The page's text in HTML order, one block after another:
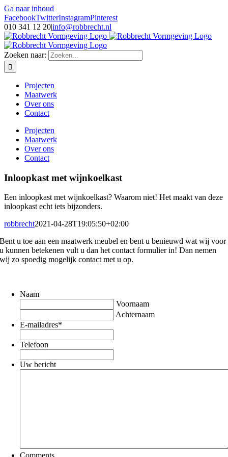
Ga naar inhoud
FacebookTwitterInstagramPinterest
010 341 12 20|info@robbrecht.nl
Zoeken naar:
Projecten
Maatwerk
Over ons
Contact
Projecten
Maatwerk
Over ons
Contact
Inloopkast met wijnkoelkast
Een inloopkast met wijnkoelkast? Waarom niet! Het maakt van deze
inloopkast echt iets bijzonders.
robbrecht2021-04-28T19:05:50+02:00
Bent u toe aan een maatwerk meubel en bent u benieuwd wat wij voor
u kunnen betekenen vult u dan het contact formulier in! Dan nemen
wij zo spoedig mogelijk contact met u op.
Naam
Voornaam
Achternaam
E-mailadres*
Telefoon
Uw bericht